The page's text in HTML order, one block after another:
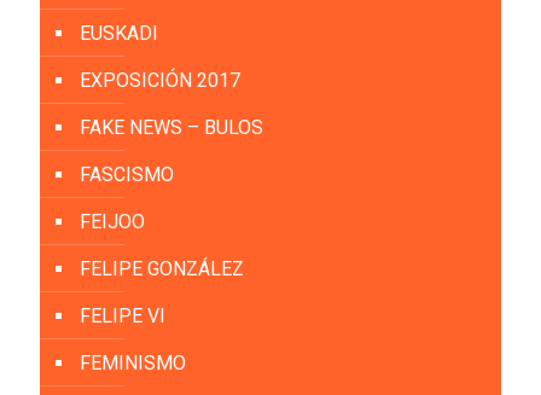
EUSKADI
EXPOSICIÓN 2017
FAKE NEWS – BULOS
FASCISMO
FEIJOO
FELIPE GONZÁLEZ
FELIPE VI
FEMINISMO